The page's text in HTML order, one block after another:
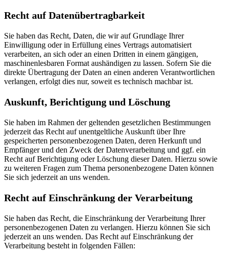
Recht auf Daten­übertrag­barkeit
Sie haben das Recht, Daten, die wir auf Grundlage Ihrer
Einwilligung oder in Erfüllung eines Vertrags automatisiert
verarbeiten, an sich oder an einen Dritten in einem gängigen,
maschinenlesbaren Format aushändigen zu lassen. Sofern Sie die
direkte Übertragung der Daten an einen anderen Verantwortlichen
verlangen, erfolgt dies nur, soweit es technisch machbar ist.
Auskunft, Berichtigung und Löschung
Sie haben im Rahmen der geltenden gesetzlichen Bestimmungen
jederzeit das Recht auf unentgeltliche Auskunft über Ihre
gespeicherten personenbezogenen Daten, deren Herkunft und
Empfänger und den Zweck der Datenverarbeitung und ggf. ein
Recht auf Berichtigung oder Löschung dieser Daten. Hierzu sowie
zu weiteren Fragen zum Thema personenbezogene Daten können
Sie sich jederzeit an uns wenden.
Recht auf Einschränkung der Verarbeitung
Sie haben das Recht, die Einschränkung der Verarbeitung Ihrer
personenbezogenen Daten zu verlangen. Hierzu können Sie sich
jederzeit an uns wenden. Das Recht auf Einschränkung der
Verarbeitung besteht in folgenden Fällen: